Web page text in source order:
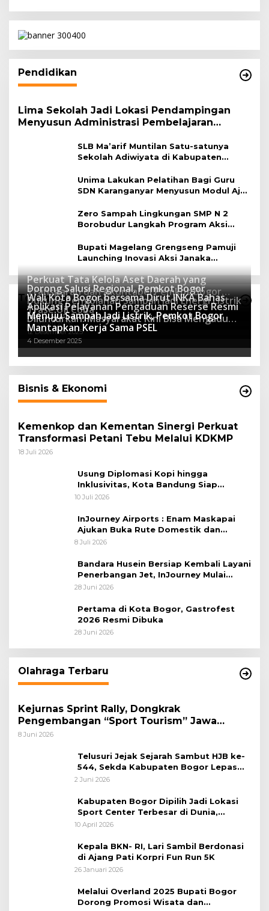
Pendidikan
Lima Sekolah Jadi Lokasi Pendampingan
Menyusun Administrasi Pembelajaran
SLB Ma’arif Muntilan Satu-satunya
Sekolah Adiwiyata di Kabupaten
Unima Lakukan Pelatihan Bagi Guru
SDN Karanganyar Menyusun Modul Ajar
Zero Sampah Lingkungan SMP N 2
Borobudur Langkah Program Aksi
Bupati Magelang Grengseng Pamuji
Launching Inovasi Aksi Janaka
Program Sekolah Adiwiyata
Teknologi
Perkuat Tata Kelola Aset Daerah yang
Transparan dan Akuntabel Pemkot Bogor
Luncurkan SIMASDA
8 Juli 2026
Dorong Salusi Regional, Pemkot Bogor
Dukung Pengolahan Sampah Jadi Energi Listrik
8 April 2026
Wali Kota Bogor bersama Dirut INKA Bahas
Trase Uji Coba
7 Januari 2026
Aplikasi Pelayanan Pengaduan Reserse Resmi
Diluncurkan: Masyarakat Kini Bisa Mengadu
Lebih Cepat, Mudah, dan Terintegrasi
12 Desember 2025
Menuju Sampah Jadi Listrik, Pemkot Bogor
Mantapkan Kerja Sama PSEL
4 Desember 2025
Bisnis & Ekonomi
Kemenkop dan Kementan Sinergi Perkuat
Transformasi Petani Tebu Melalui KDKMP
18 Juli 2026
Usung Diplomasi Kopi hingga
Inklusivitas, Kota Bandung Siap
Sambut 25 Duta Besar di Festival Asia
10 Juli 2026
InJourney Airports : Enam Maskapai
Ajukan Buka Rute Domestik dan
Internasional dari Bandara Husein
8 Juli 2026
Bandara Husein Bersiap Kembali Layani
Penerbangan Jet, InJourney Mulai
Tahap Optimalisasi
28 Juni 2026
Pertama di Kota Bogor, Gastrofest
2026 Resmi Dibuka
28 Juni 2026
Olahraga Terbaru
Kejurnas Sprint Rally, Dongkrak
Pengembangan “Sport Tourism” Jawa
Tengah
8 Juni 2026
Telusuri Jejak Sejarah Sambut HJB ke-
544, Sekda Kabupaten Bogor Lepas
Gowes Napak Tilas Bogor
2 Juni 2026
Kabupaten Bogor Dipilih Jadi Lokasi
Sport Center Terbesar di Dunia,
Peluang Tingkatkan Pertumbuhan
10 April 2026
Kepala BKN- RI, Lari Sambil Berdonasi
di Ajang Pati Korpri Fun Run 5K
26 Januari 2026
Melalui Overland 2025 Bupati Bogor
Dorong Promosi Wisata dan